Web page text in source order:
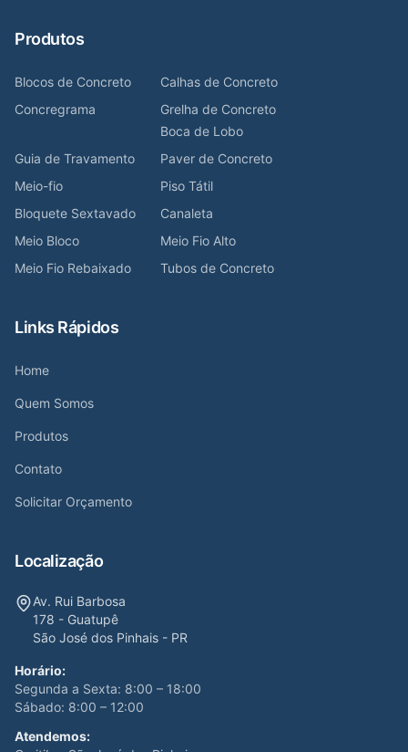
Produtos
Blocos de Concreto
Calhas de Concreto
Concregrama
Grelha de Concreto
Boca de Lobo
Guia de Travamento
Paver de Concreto
Meio-fio
Piso Tátil
Bloquete Sextavado
Canaleta
Meio Bloco
Meio Fio Alto
Meio Fio Rebaixado
Tubos de Concreto
Links Rápidos
Home
Quem Somos
Produtos
Contato
Solicitar Orçamento
Localização
Av. Rui Barbosa
178 - Guatupê
São José dos Pinhais - PR
Horário:
Segunda a Sexta: 8:00 – 18:00
Sábado: 8:00 – 12:00
Atendemos: